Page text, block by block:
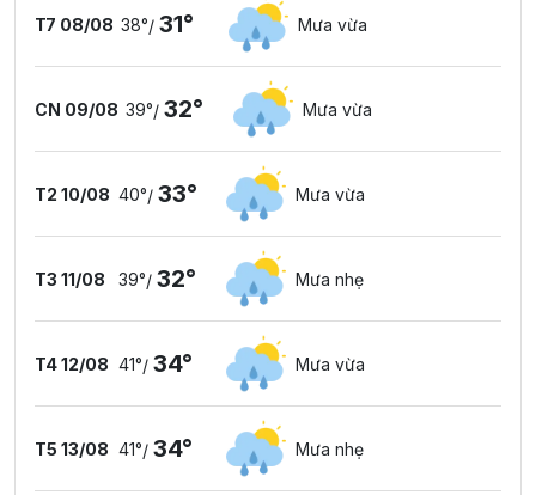
T7 08/08 38°/ 31° Mưa vừa
CN 09/08 39°/ 32° Mưa vừa
T2 10/08 40°/ 33° Mưa vừa
T3 11/08 39°/ 32° Mưa nhẹ
T4 12/08 41°/ 34° Mưa vừa
T5 13/08 41°/ 34° Mưa nhẹ